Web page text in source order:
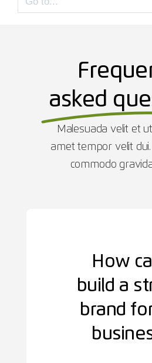
asked
Malesuada velit et
amet tempor velit
commodo
How
build a
brand